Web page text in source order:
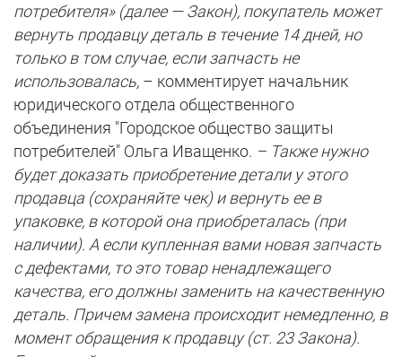
потребителя» (далее — Закон), покупатель может
вернуть продавцу деталь в течение 14 дней, но
только в том случае, если запчасть не
использовалась, – комментирует начальник
юридического отдела общественного
объединения "Городское общество защиты
потребителей" Ольга Иващенко. – Также нужно
будет доказать приобретение детали у этого
продавца (сохраняйте чек) и вернуть ее в
упаковке, в которой она приобреталась (при
наличии). А если купленная вами новая запчасть
с дефектами, то это товар ненадлежащего
качества, его должны заменить на качественную
деталь. Причем замена происходит немедленно, в
момент обращения к продавцу (ст. 23 Закона).